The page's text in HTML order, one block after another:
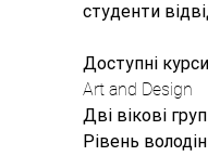
студенти
Доступні
Art and Design
Дві вікові
Рівень